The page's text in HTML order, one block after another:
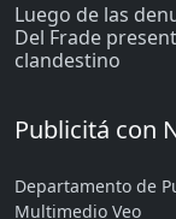
Luego de las
Del Frade
clandestino
Publicitá con
Departamento de
Multimedio Veo